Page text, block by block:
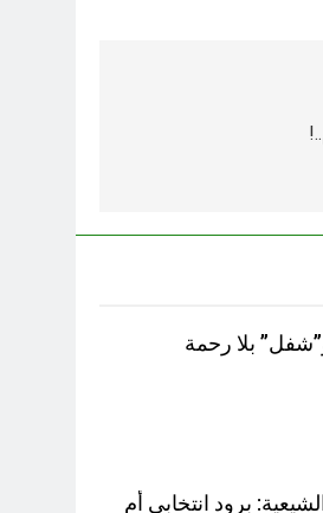
بلا رحمة
برود انتخابي أم